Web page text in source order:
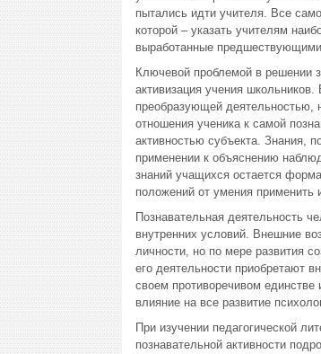
пытались идти учителя. Все
которой – указать учителям
выработанные
Ключевой проблемой в решении
активизация учения
преобразующей деятельностью,
отношения ученика к самой
активностью субъекта. Знания,
применении к объяснению
знаний учащихся остается
положений от умения применить
Познавательная деятельность
внутренних условий. Внешние
личности, но по мере развития
его деятельности приобретают
своем противоречивом единстве
влияние на все развитие
При изучении педагогической
познавательной активности